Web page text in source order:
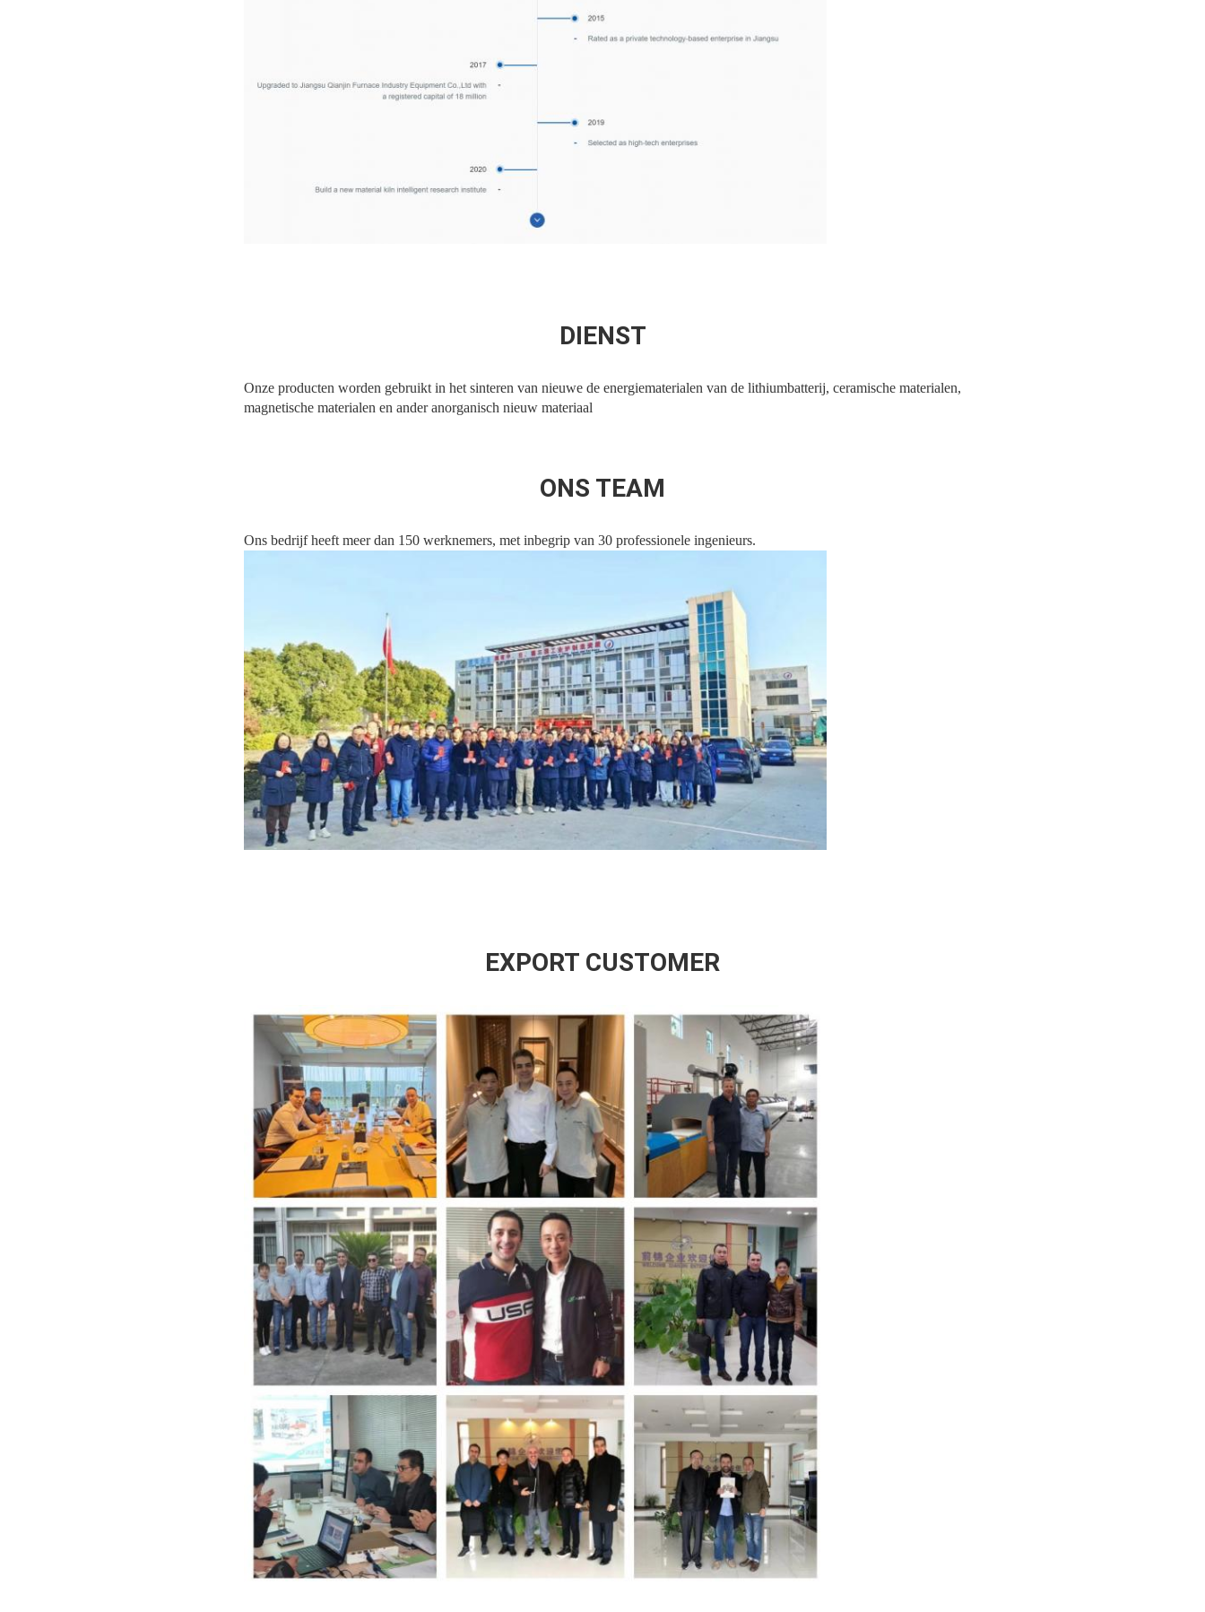
DIENST
Onze producten worden gebruikt in het sinteren van nieuwe de energiematerialen van de lithiumbatterij, ceramische materialen,
magnetische materialen en ander anorganisch nieuw materiaal
ONS TEAM
Ons bedrijf heeft meer dan 150 werknemers, met inbegrip van 30 professionele ingenieurs.
EXPORT CUSTOMER